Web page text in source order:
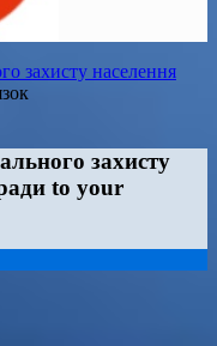
захисту населення
захисту
to your